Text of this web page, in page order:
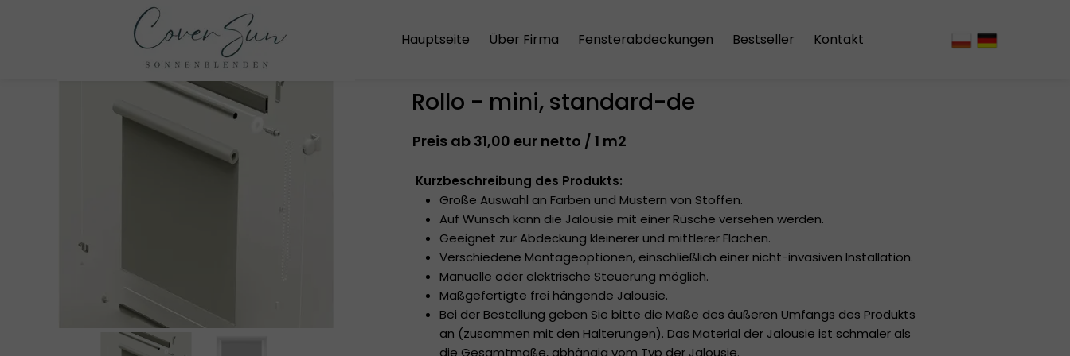
Hauptseite
Über Firma
Die Versandkosten
Die Datenschutzrichtlinie
Fensterabdeckungen
Holzjalousien
Vertikale Jalousien
Japanische Schiebevorhänge
Plissees
Rollos
Rollos mit Kassetten
Doppelrollos
Bestseller Kontakt
Rollo - mini, standard-de
Preis ab 31,00 eur netto / 1 m2
Kurzbeschreibung des Produkts:
Große Auswahl an Farben und Mustern von Stoffen.
Auf Wunsch kann die Jalousie mit einer Rüsche versehen werden.
Geeignet zur Abdeckung kleinerer und mittlerer Flächen.
Verschiedene Montageoptionen, einschließlich einer nicht-invasiven Installation.
Manuelle oder elektrische Steuerung möglich.
Maßgefertigte frei hängende Jalousie.
Bei der Bestellung geben Sie bitte die Maße des äußeren Umfangs des Produkts
an (zusammen mit den Halterungen). Das Material der Jalousie ist schmaler als
die Gesamtmaße, abhängig vom Typ der Jalousie.